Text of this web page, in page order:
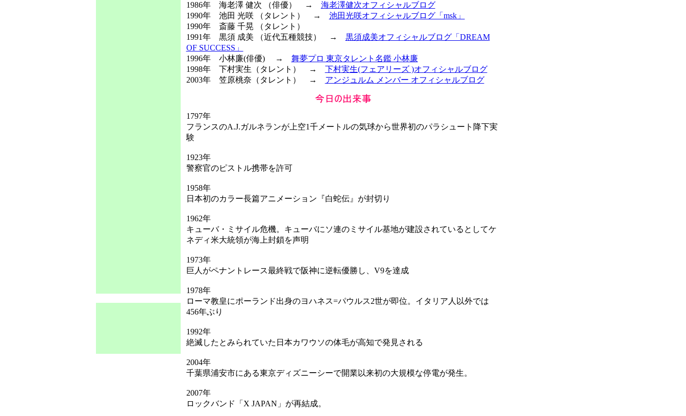
1986年 海老澤 健次 （俳優） → 海老澤健次オフィシャルブログ
1990年 池田 光咲 （タレント） → 池田光咲オフィシャルブログ「msk」
1990年 斎藤 千晃 （タレント）
1991年 黒須 成美 （近代五種競技） → 黒須成美オフィシャルブログ「DREAM
OF SUCCESS」
1996年 小林廉(俳優) → 舞夢プロ 東京タレント名鑑 小林廉
1998年 下村実生（タレント） → 下村実生(フェアリーズ )オフィシャルブログ
2003年 笠原桃奈（タレント） → アンジュルム メンバー オフィシャルブログ
1797年
フランスのA.J.ガルネランが上空1千メートルの気球から世界初のパラシュート降下実
験
1923年
警察官のピストル携帯を許可
1958年
日本初のカラー長篇アニメーション『白蛇伝』が封切り
1962年
キューバ・ミサイル危機。キューバにソ連のミサイル基地が建設されているとしてケ
ネディ米大統領が海上封鎖を声明
1973年
巨人がペナントレース最終戦で阪神に逆転優勝し、V9を達成
1978年
ローマ教皇にポーランド出身のヨハネス=パウルス2世が即位。イタリア人以外では
456年ぶり
1992年
絶滅したとみられていた日本カワウソの体毛が高知で発見される
2004年
千葉県浦安市にある東京ディズニーシーで開業以来初の大規模な停電が発生。
2007年
ロックバンド「X JAPAN」が再結成。